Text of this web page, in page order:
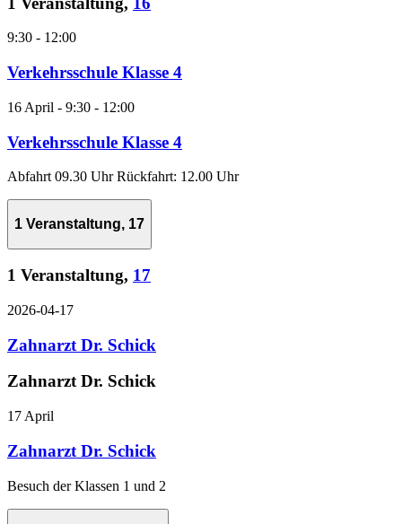
9:30 - 12:00
Verkehrsschule Klasse 4
16 April - 9:30 - 12:00
Verkehrsschule Klasse 4
Abfahrt 09.30 Uhr Rückfahrt: 12.00 Uhr
1 Veranstaltung, 17
1 Veranstaltung, 17
2026-04-17
Zahnarzt Dr. Schick
Zahnarzt Dr. Schick
17 April
Zahnarzt Dr. Schick
Besuch der Klassen 1 und 2